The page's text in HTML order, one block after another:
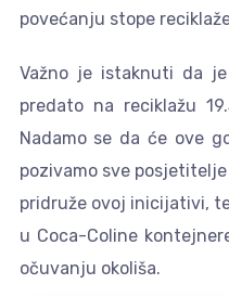
povećanju stope
Važno je istaknuti da
predato na reciklažu
Nadamo se da će ove
pozivamo sve
pridruže ovoj inicijativi,
u Coca-Coline
očuvanju okoliša.